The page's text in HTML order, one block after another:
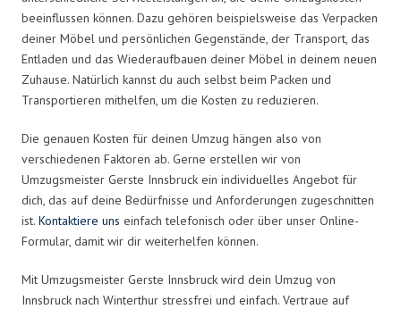
beeinflussen können. Dazu gehören beispielsweise das Verpacken
deiner Möbel und persönlichen Gegenstände, der Transport, das
Entladen und das Wiederaufbauen deiner Möbel in deinem neuen
Zuhause. Natürlich kannst du auch selbst beim Packen und
Transportieren mithelfen, um die Kosten zu reduzieren.
Die genauen Kosten für deinen Umzug hängen also von
verschiedenen Faktoren ab. Gerne erstellen wir von
Umzugsmeister Gerste Innsbruck ein individuelles Angebot für
dich, das auf deine Bedürfnisse und Anforderungen zugeschnitten
ist. Kontaktiere uns einfach telefonisch oder über unser Online-
Formular, damit wir dir weiterhelfen können.
Mit Umzugsmeister Gerste Innsbruck wird dein Umzug von
Innsbruck nach Winterthur stressfrei und einfach. Vertraue auf